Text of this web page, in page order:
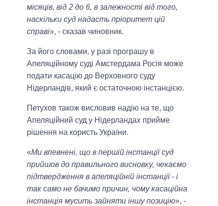
місяців, від 2 до 6, в залежності від того,
наскільки суд надасть пріоритет цій
справі», - сказав чиновник.
За його словами, у разі програшу в
Апеляційному суді Амстердама Росія може
подати касацію до Верховного суду
Нідерландів, який є остаточною інстанцією.
Петухов також висловив надію на те, що
Апеляційний суд у Нідерландах прийме
рішення на користь України.
«Ми впевнені, що в першій інстанції суд
прийшов до правильного висновку, чекаємо
підтвердження в апеляційній інстанції - і
так само не бачимо причин, чому касаційна
інстанція мусить зайняти іншу позицію», -